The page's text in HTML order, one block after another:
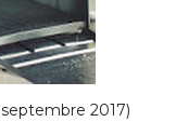
2017)